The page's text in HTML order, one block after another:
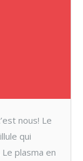
nous! Le
qui
plasma en